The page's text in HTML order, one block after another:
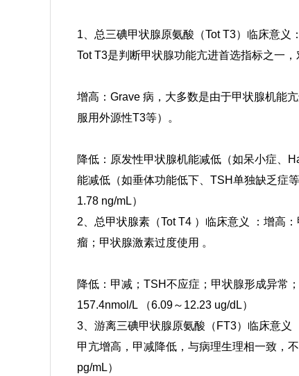
1、 总三碘甲状腺原氨酸 （Tot T3）临床意义：
Tot T3是判断甲状腺功能亢进首选指标之一，
增高：Grave 病，大多数是由于甲状腺机能
服用外源性T3等）。
降低：原发性甲状腺机能减低（如呆小症、
能减低（如垂体功能低下、TSH单独缺乏症
1.78 ng/mL）
2、总甲状腺素（Tot T4 ）临床意义 ： 增高
瘤；甲状腺激素过度使用 。
降低：甲减；TSH不应症；甲状腺形成异常
157.4nmol/L （6.09～12.23 ug/dL）
3、游离三碘甲状腺原氨酸（FT3）临床意义
甲亢增高，甲减降低，与病理生理相一致，
pg/mL）